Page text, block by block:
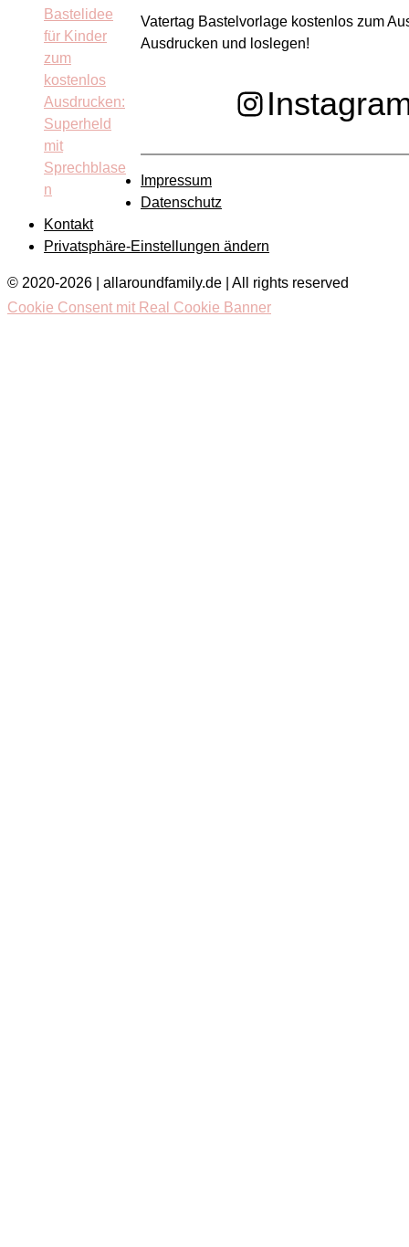
Vatertag Bastelvorlage kostenlos zum
Ausdrucken und loslegen!
Impressum
Datenschutz
Kontakt
Privatsphäre-Einstellungen ändern
© 2020-2026 | allaroundfamily.de | All rights reserved
Cookie Consent mit Real Cookie Banner